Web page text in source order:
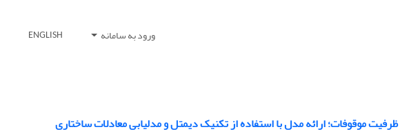
ورود به سامانه ENGLISH
موقوفات؛ ارائه مدل با استفاده از تکنیک دیمتل و مدلیابی معادلات ساختاری